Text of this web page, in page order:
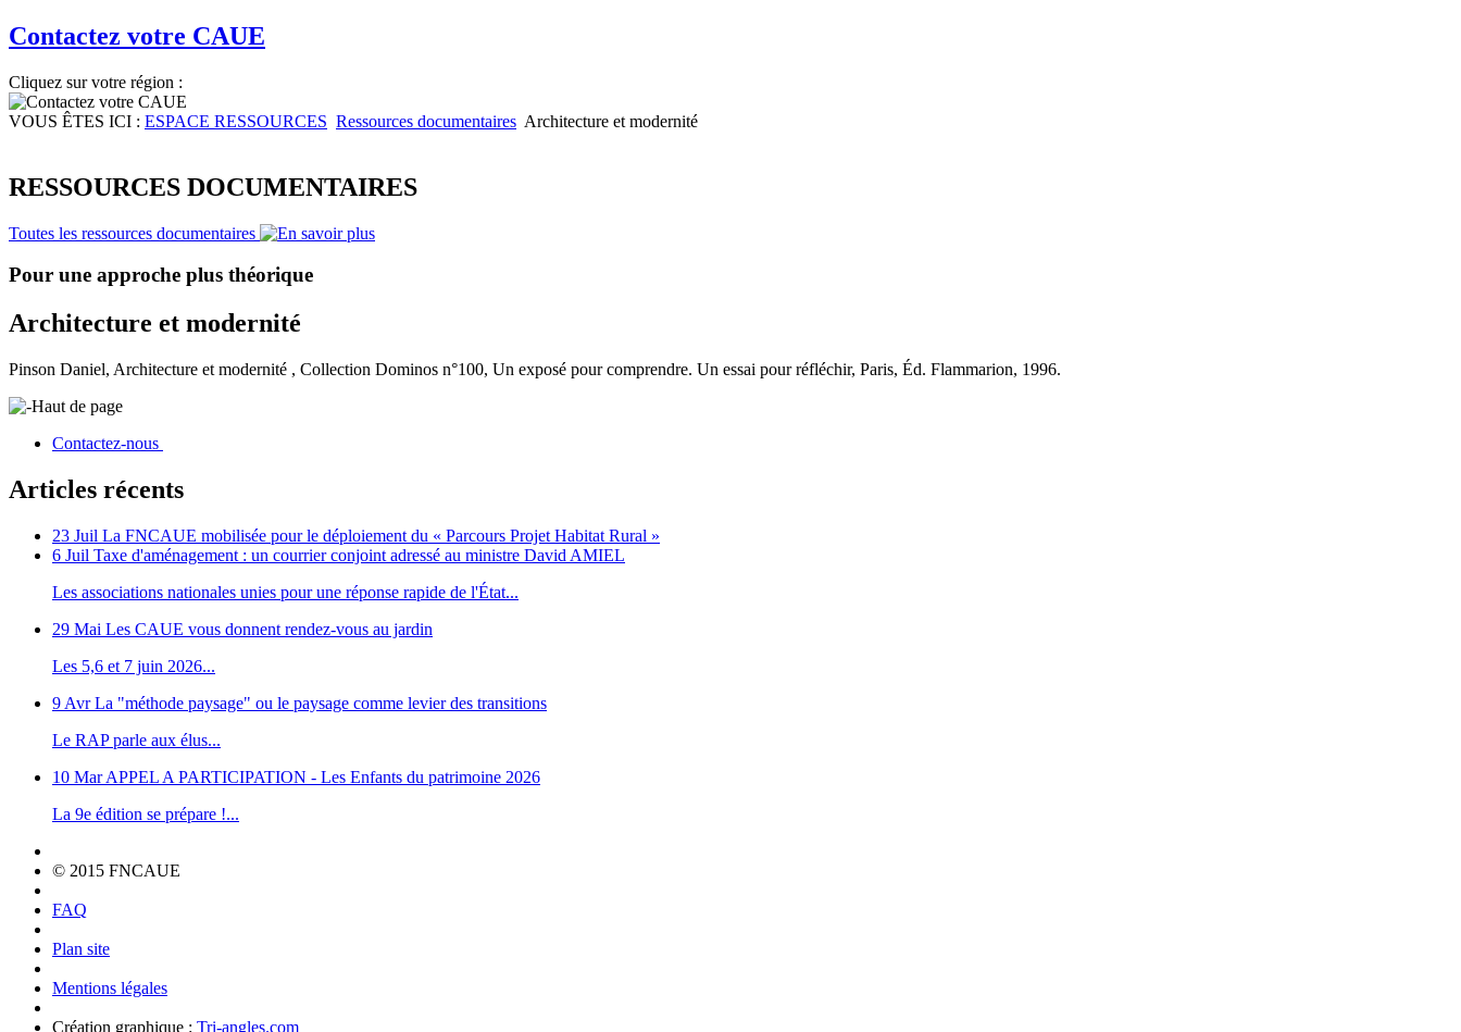
Contactez votre CAUE
Cliquez sur votre région :
VOUS ÊTES ICI : ESPACE RESSOURCES Ressources documentaires Architecture et modernité
RESSOURCES DOCUMENTAIRES
Toutes les ressources documentaires
Pour une approche plus théorique
Architecture et modernité
Pinson Daniel, Architecture et modernité , Collection Dominos n°100, Un exposé pour comprendre. Un essai pour réfléchir, Paris, Éd. Flammarion, 1996.
Haut de page
Contactez-nous
Articles récents
23 Juil La FNCAUE mobilisée pour le déploiement du « Parcours Projet Habitat Rural »
6 Juil Taxe d'aménagement : un courrier conjoint adressé au ministre David AMIEL
Les associations nationales unies pour une réponse rapide de l'État...
29 Mai Les CAUE vous donnent rendez-vous au jardin
Les 5,6 et 7 juin 2026...
9 Avr La "méthode paysage" ou le paysage comme levier des transitions
Le RAP parle aux élus...
10 Mar APPEL A PARTICIPATION - Les Enfants du patrimoine 2026
La 9e édition se prépare !...
© 2015 FNCAUE
FAQ
Plan site
Mentions légales
Création graphique : Tri-angles.com